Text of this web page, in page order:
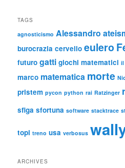
TAGS
agnosticismo Alessandro
burocrazia cervello eulero
futuro gatti giochi matematici il
marco matematica morte
pristem pycon python rai Ratzinger
sfiga sfortuna software stacktrace
topi treno usa verbosus
ARCHIVES